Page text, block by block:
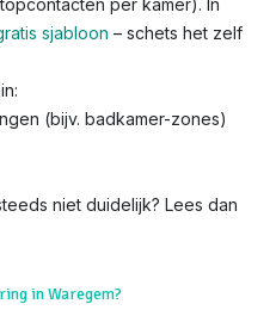
per kamer). In
sjabloon – schets het zelf
(bijv. badkamer-zones)
niet duidelijk? Lees dan
in Waregem?